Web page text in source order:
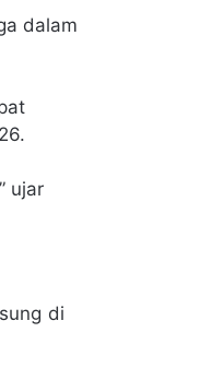
dalam
ujar
di